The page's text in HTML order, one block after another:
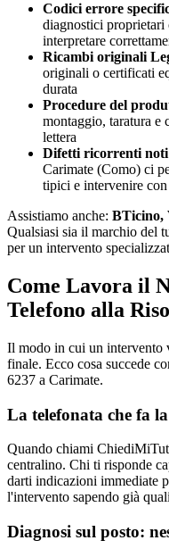
Codici errore
diagnostici proprietari
interpretare
Ricambi originali
originali o certificati
durata
Procedure del
montaggio, taratura e
lettera
Difetti ricorrenti noti
Carimate (Como) ci
tipici e intervenire
Assistiamo anche: BTicino,
Qualsiasi sia il marchio del
per un intervento
Come Lavora il
Telefono alla
Il modo in cui un intervento
finale. Ecco cosa succede
6237 a Carimate.
La telefonata che fa
Quando chiami
centralino. Chi ti risponde
darti indicazioni immediate
l'intervento sapendo già
Diagnosi sul posto: